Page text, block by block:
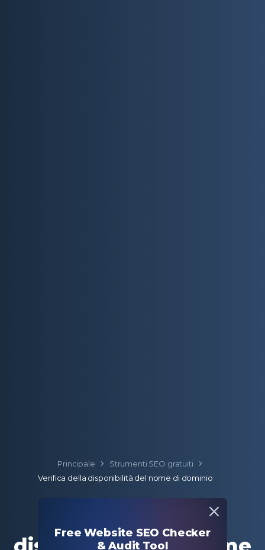
Principale
Strumenti SEO gratuiti
Verifica della disponibilità del nome di dominio
Verifica della
Free Website SEO Checker
& Audit Tool